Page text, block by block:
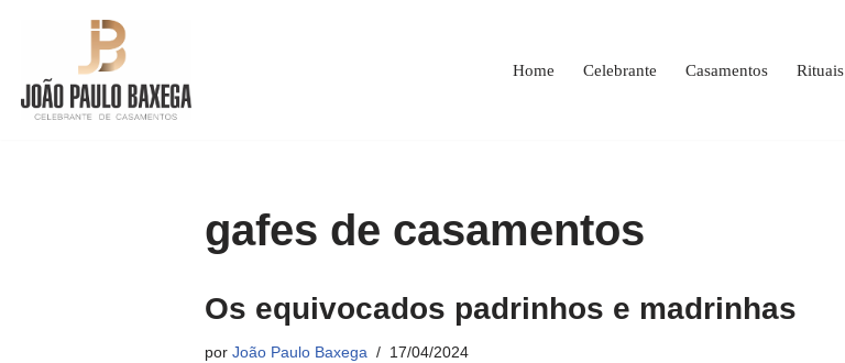
para
o
Home Celebrante Casamentos Rituais
gafes de casamentos
Os equivocados padrinhos e madrinhas
por João Paulo Baxega 17/04/2024